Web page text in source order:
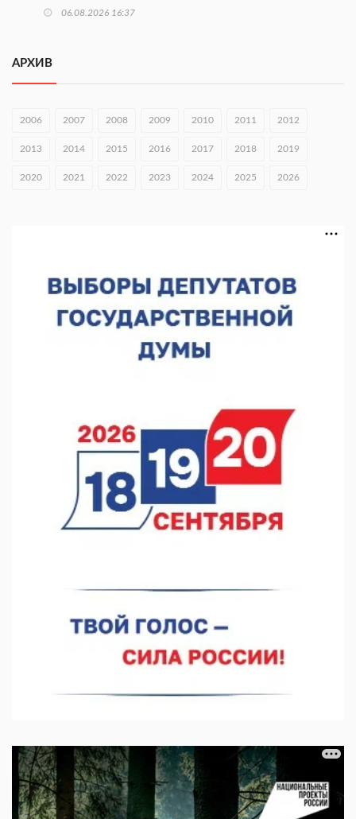
06.08.2026 16:37
раза
06.08.2026 15:26
Видели ночь, бежали всю ночь... На Нижневолжской
набережной прошел необычный забег
Нижегородские хирурги выполнили трансоральную
операцию на щитовидной железе
06.08.2026 15:03
Более 30 нижегородцев прошли обучение для соцконтракта
06.08.2026 14:46
АРХИВ
2006 2007 2008 2009 2010 2011 2012
2013 2014 2015 2016 2017 2018 2019
2020 2021 2022 2023 2024 2025 2026